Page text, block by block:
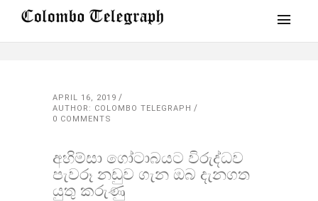
APRIL 16, 2019
AUTHOR: COLOMBO TELEGRAPH
0 COMMENTS
අහිම්සා ගෝටාබයට විරුද්ධව
පැවරූ නඩුව ගැන ඔබ දැනගත
යුතු කරුණු